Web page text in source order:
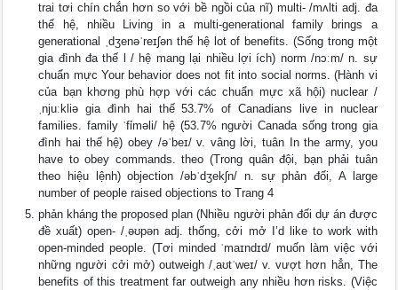
trai tơi chín chắn hơn so với bề ngồi của nĩ) multi- /mʌlti adj. đa
thế hệ, nhiều Living in a multi-generational family brings a
generational ˌdʒenəˈreɪʃən thế hệ lot of benefits. (Sống trong một
gia đình đa thế l / hệ mang lại nhiều lợi ích) norm /nɔːm/ n. sự
chuẩn mực Your behavior does not fit into social norms. (Hành vi
của bạn khơng phù hợp với các chuẩn mực xã hội) nuclear /
ˌnjuːkliə gia đình hai thế 53.7% of Canadians live in nuclear
families. family ˈfỉməli/ hệ (53.7% người Canada sống trong gia
đình hai thế hệ) obey /əˈbeɪ/ v. vâng lời, tuân In the army, you
have to obey commands. theo (Trong quân đội, bạn phải tuân
theo hiệu lệnh) objection /əbˈdʒekʃn/ n. sự phản đối, A large
number of people raised objections to Trang 4
phản kháng the proposed plan (Nhiều người phản đối dự án được
đề xuất) open- /ˌəʊpən adj. thống, cởi mở I’d like to work with
open-minded people. (Tơi minded ˈmaɪndɪd/ muốn làm việc với
những người cởi mở) outweigh /ˌaʊtˈweɪ/ v. vượt hơn hẳn, The
benefits of this treatment far outweigh any nhiều hơn risks. (Việc